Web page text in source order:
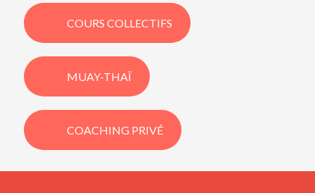
COURS COLLECTIFS
MUAY-THAÏ
COACHING PRIVÉ